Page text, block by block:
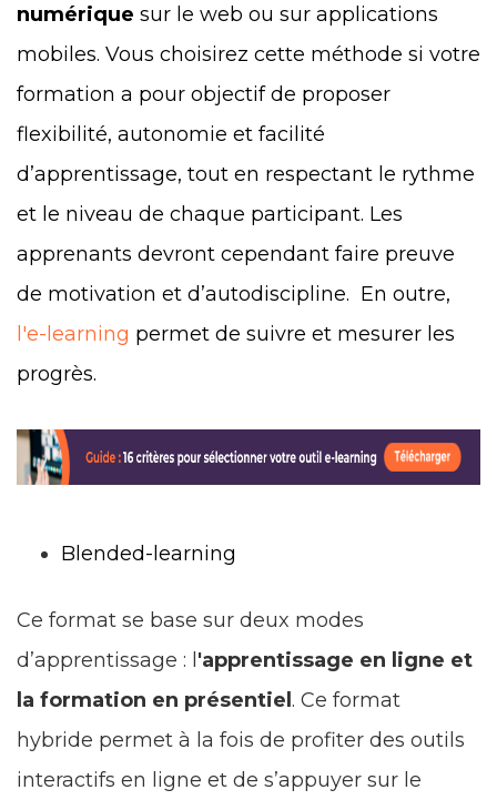
numérique sur le web ou sur applications
mobiles. Vous choisirez cette méthode si votre
formation a pour objectif de proposer
flexibilité, autonomie et facilité
d’apprentissage, tout en respectant le rythme
et le niveau de chaque participant. Les
apprenants devront cependant faire preuve
de motivation et d’autodiscipline. En outre,
l'e-learning permet de suivre et mesurer les
progrès.
Blended-learning
Ce format se base sur deux modes
d’apprentissage : l 'apprentissage en ligne et
la formation en présentiel . Ce format
hybride permet à la fois de profiter des outils
interactifs en ligne et de s’appuyer sur le